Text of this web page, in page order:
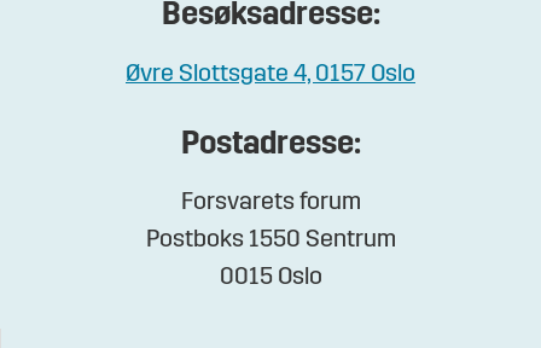
Besøksadresse:
Øvre Slottsgate 4, 0157 Oslo
Postadresse:
Forsvarets forum
Postboks 1550 Sentrum
0015 Oslo